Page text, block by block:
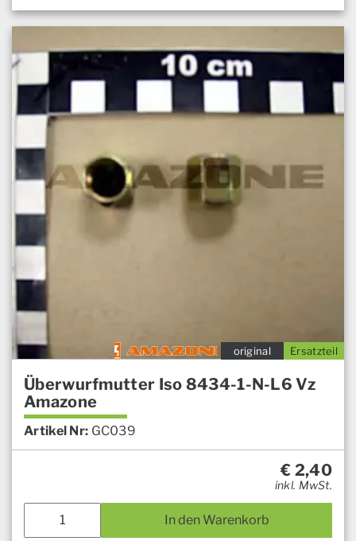
Ersatzteil
original
Überwurfmutter Iso 8434-1-N-L6 Vz
Amazone
Artikel Nr: GC039
€ 2,40
inkl. MwSt.
In den Warenkorb